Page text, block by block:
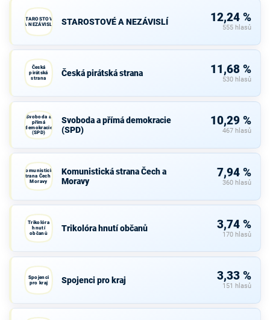
STAROSTOVÉ
A NEZÁVISLÍ
STAROSTOVÉ A NEZÁVISLÍ 12,24 %
555 hlasů
Česká
pirátská
strana
Česká pirátská strana 11,68 %
530 hlasů
Svoboda a
přímá
demokracie
(SPD)
Svoboda a přímá demokracie
(SPD)
10,29 %
467 hlasů
Komunistická
strana Čech a
Moravy
Komunistická strana Čech a
Moravy
7,94 %
360 hlasů
Trikolóra
hnutí
občanů
Trikolóra hnutí občanů 3,74 %
170 hlasů
Spojenci
pro kraj
Spojenci pro kraj 3,33 %
151 hlasů